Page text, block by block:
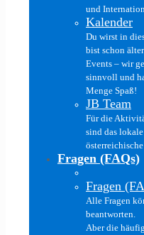
und
Kalender
Du wirst in
bist schon
Events – wir
sinnvoll und
Menge Spaß!
JB Team
Für die
sind das
Fragen (FAQs)
Fragen
Alle Fragen
beantworten.
Aber die